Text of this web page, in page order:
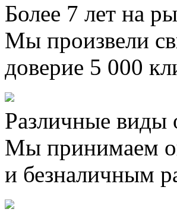
Более 7 лет на
Мы произвели
доверие 5 000
Различные виды
Мы принимаем
и безналичным